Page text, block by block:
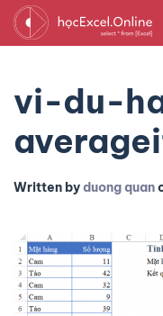
vi-du-
Written byduong quan